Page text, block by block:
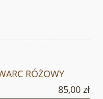
RÓŻOWY
85,00 zł